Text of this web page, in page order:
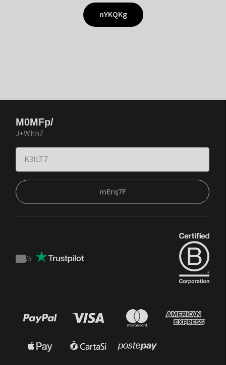
nYKQKg
M0MFp/
J+WhhZ
mErq7F
Trustpilot
/5